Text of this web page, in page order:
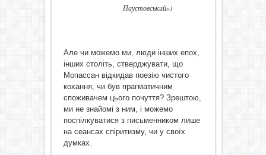
Паустовський»)
Але чи можемо ми, люди інших епох,
інших століть, стверджувати, що
Мопассан відкидав поезію чистого
кохання, чи був прагматичним
споживачем цього почуття? Зрештою,
ми не знайомі з ним, і можемо
поспілкуватися з письменником лише
на сеансах спіритизму, чи у своїх
думках.